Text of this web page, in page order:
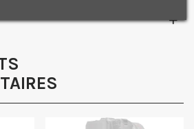
des SMS de la part de la marque.